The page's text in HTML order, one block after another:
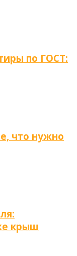
по ГОСТ:
что нужно
крыш